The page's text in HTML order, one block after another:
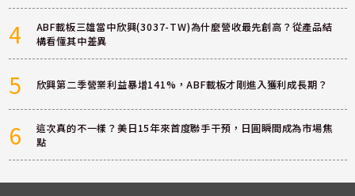
4
ABF載板三雄當中欣興(3037-TW)為什麼營收最先創高？從產品結
構看懂其中差異
5 欣興第二季營業利益暴增141%，ABF載板才剛進入獲利成長期？
6
這次真的不一樣？美日15年來首度聯手干預，日圓瞬間成為市場焦
點